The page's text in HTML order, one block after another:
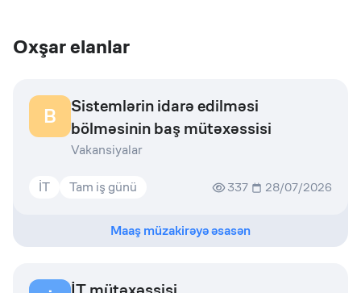
Oxşar elanlar
B
Sistemlərin idarə edilməsi
bölməsinin baş mütəxəssisi
Vakansiyalar
İT Tam iş günü 337 28/07/2026
Maaş müzakirəyə əsasən